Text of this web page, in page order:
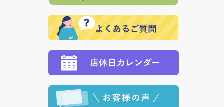
で、 それぞれ個別に送料が必要になります。
願いいたします。
※「クレジットカード」「PayPay」「楽天ペイ」を指
定された場合は、準備出来次第の便にてお送りいたし
ます。 （到着日指定をされている場合は、ご指定の日
程に合わせてお届けいたします。）